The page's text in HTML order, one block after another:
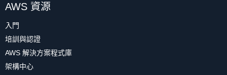
AWS 資源
入門
培訓與認證
AWS 解決方案程式庫
架構中心